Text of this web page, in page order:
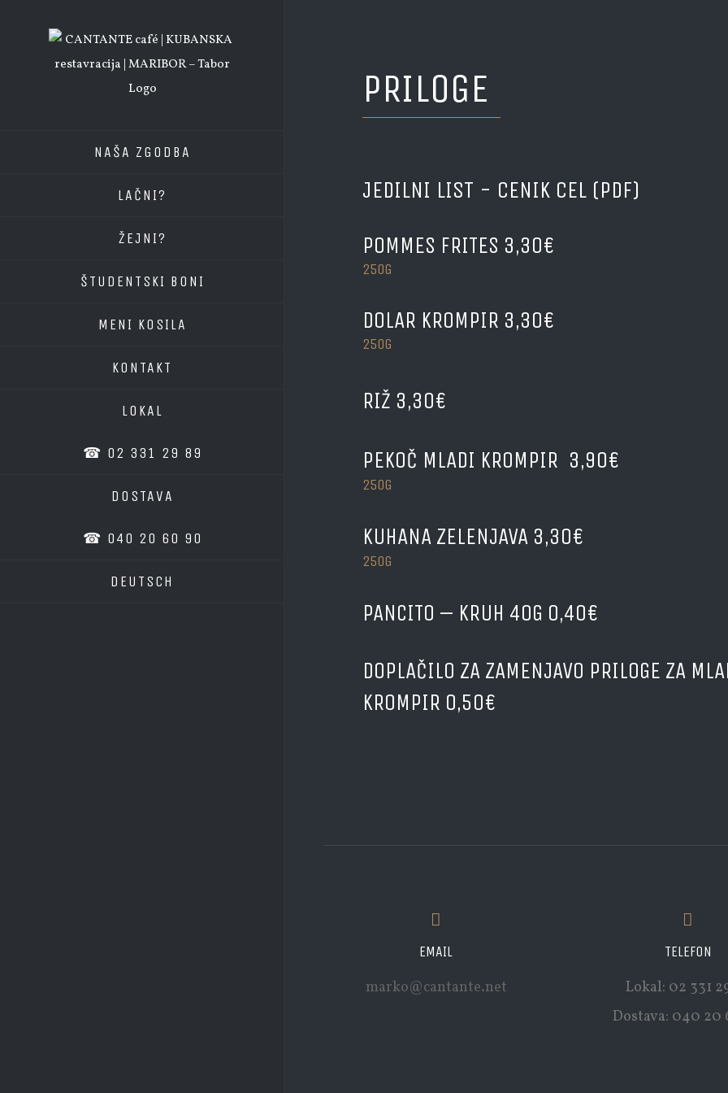
NAŠA ZGODBA
LAČNI?
ŽEJNI?
ŠTUDENTSKI BONI
MENI KOSILA
KONTAKT
LOKAL
☎ 02 331 29 89
DOSTAVA
☎ 040 20 60 90
DEUTSCH
PRILOGE
JEDILNI LIST - CENIK CEL (PDF)
POMMES FRITES 3,30€
250G
DOLAR KROMPIR 3,30€
250G
RIŽ 3,30€
PEKOČ MLADI KROMPIR 3,90€
250G
KUHANA ZELENJAVA 3,30€
250G
PANCITO – KRUH 40G 0,40€
DOPLAČILO ZA ZAMENJAVO PRILOGE ZA
KROMPIR 0,50€
EMAIL
marko@cantante.net
TELEFON
Lokal: 02 331
Dostava: 040 20